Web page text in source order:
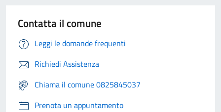
Contatta il comune
Leggi le domande frequenti
Richiedi Assistenza
Chiama il comune 0825845037
Prenota un appuntamento